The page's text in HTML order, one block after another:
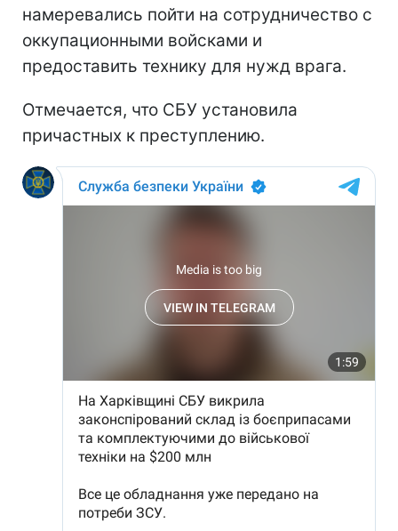
намеревались пойти на сотрудничество с
оккупационными войсками и
предоставить технику для нужд врага.
Отмечается, что СБУ установила
причастных к преступлению.